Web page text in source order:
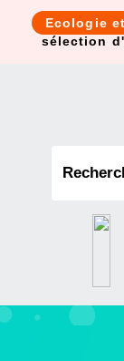
Ecologie
sélection
Cookies